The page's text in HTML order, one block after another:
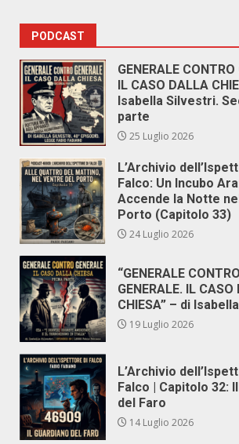
PODCAST
GENERALE CONTRO
IL CASO DALLA
Isabella Silvestri.
parte
25 Luglio 2026
L’Archivio
Falco: Un Incubo
Accende la Notte
Porto (Capitolo 33)
24 Luglio 2026
“GENERALE CONTRO
GENERALE. IL
CHIESA” – di
19 Luglio 2026
L’Archivio
Falco | Capitolo 32:
del Faro
14 Luglio 2026